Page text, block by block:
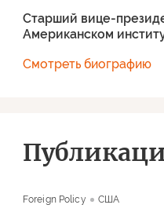
Cтарший вице-
Американском
Смотреть биографию
Foreign Policy США